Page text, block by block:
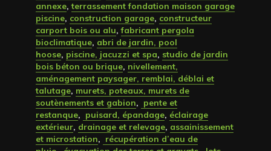
annexe,terrassement fondation maison garage
piscine, construction garage, constructeur
carport bois ou alu,fabricant pergola
bioclimatique, abri de jardin, pool
hoose, piscine, jacuzzi et spa, studio de jardin
bois béton ou brique, nivellement,
aménagement paysager, remblai, déblai et
talutage, murets, poteaux, murets de
soutènements et gabion, pente et
restanque, puisard, épandage, éclairage
extérieur, drainage et relevage, assainissement
et microstation, récupération d’eau de